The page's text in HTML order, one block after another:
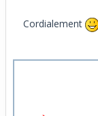
Cordialement